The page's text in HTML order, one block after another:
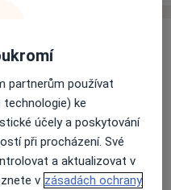
partnerům používat
technologie) ke
účely a poskytování
při procházení. Své
a aktualizovat v
v zásadách ochrany